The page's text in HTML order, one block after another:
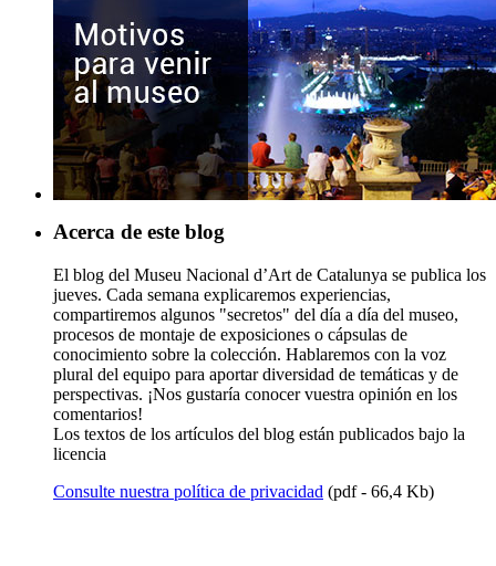
Acerca de este blog
El blog del Museu Nacional d’Art de Catalunya se publica los
jueves. Cada semana explicaremos experiencias,
compartiremos algunos "secretos" del día a día del museo,
procesos de montaje de exposiciones o cápsulas de
conocimiento sobre la colección. Hablaremos con la voz
plural del equipo para aportar diversidad de temáticas y de
perspectivas. ¡Nos gustaría conocer vuestra opinión en los
comentarios!
Los textos de los artículos del blog están publicados bajo la
licencia
Consulte nuestra política de privacidad (pdf - 66,4 Kb)